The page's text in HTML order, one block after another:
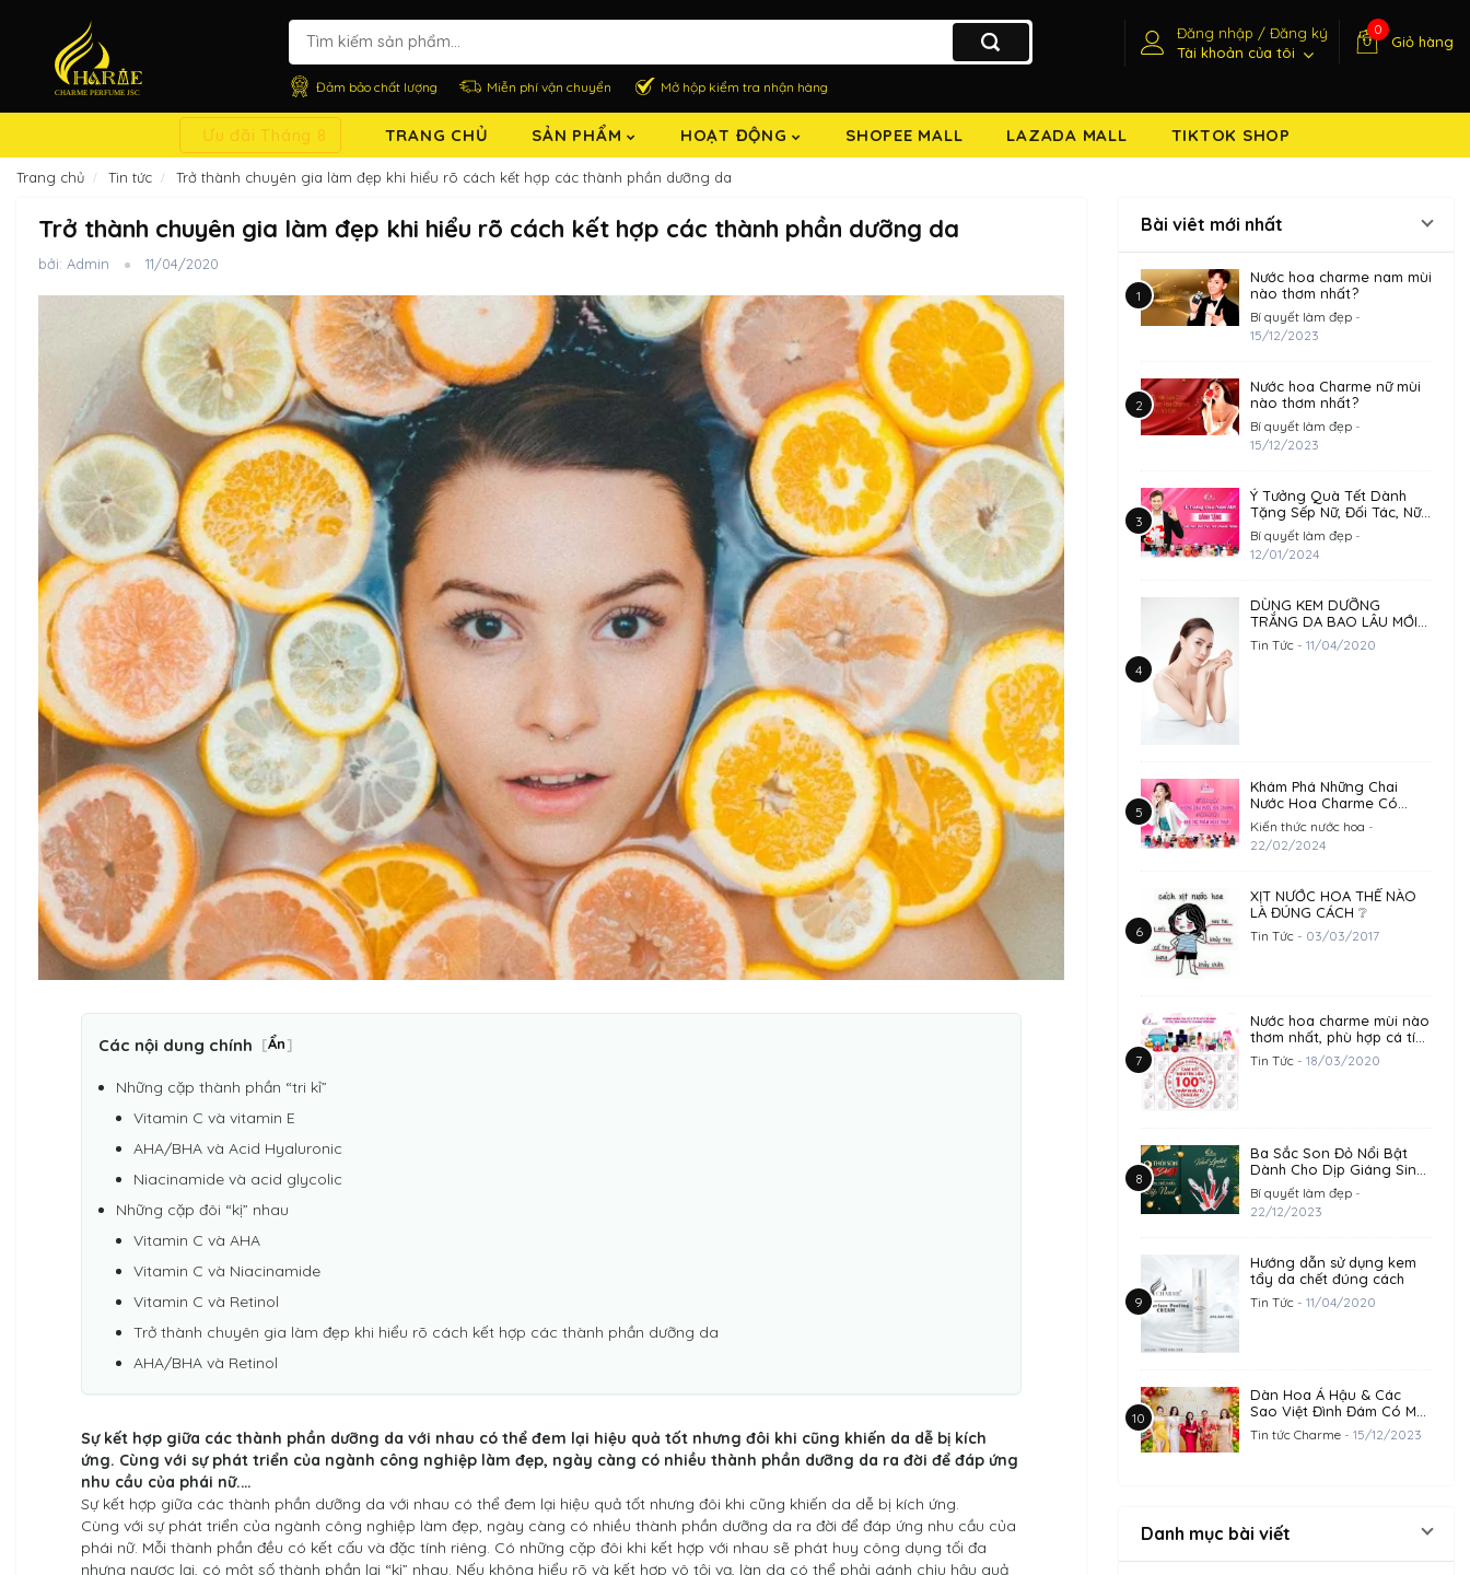
Đảm bảo chất lượng Miễn phí vận chuyển Mở hộp kiểm tra nhận hàng
Đăng nhập / Đăng ký
Tài khoản của tôi
0
Giỏ hàng
Ưu đãi Tháng 8 TRANG CHỦ SẢN PHẨM HOẠT ĐỘNG SHOPEE MALL LAZADA MALL TIKTOK SHOP
Trang chủ Tin tức Trở thành chuyên gia làm đẹp khi hiểu rõ cách kết hợp các thành phần dưỡng da
Trở thành chuyên gia làm đẹp khi hiểu rõ cách kết hợp các thành phần dưỡng da
bởi: Admin 11/04/2020
Các nội dung chính [Ẩn]
Những cặp thành phần “tri kỉ”
Vitamin C và vitamin E
AHA/BHA và Acid Hyaluronic
Niacinamide và acid glycolic
Những cặp đôi “kị” nhau
Vitamin C và AHA
Vitamin C và Niacinamide
Vitamin C và Retinol
Trở thành chuyên gia làm đẹp khi hiểu rõ cách kết hợp các thành phần dưỡng da
AHA/BHA và Retinol
Sự kết hợp giữa các thành phần dưỡng da với nhau có thể đem lại hiệu quả tốt nhưng đôi khi cũng khiến da dễ bị kích
ứng. Cùng với sự phát triển của ngành công nghiệp làm đẹp, ngày càng có nhiều thành phần dưỡng da ra đời để đáp ứng
nhu cầu của phái nữ.…
Sự kết hợp giữa các thành phần dưỡng da với nhau có thể đem lại hiệu quả tốt nhưng đôi khi cũng khiến da dễ bị kích ứng.
Cùng với sự phát triển của ngành công nghiệp làm đẹp, ngày càng có nhiều thành phần dưỡng da ra đời để đáp ứng nhu cầu của
phái nữ. Mỗi thành phần đều có kết cấu và đặc tính riêng. Có những cặp đôi khi kết hợp với nhau sẽ phát huy công dụng tối đa
nhưng ngược lại, có một số thành phần lại “kị” nhau. Nếu không hiểu rõ và kết hợp vô tội vạ, làn da có thể phải gánh chịu hậu quả
Bài viêt mới nhất
Nước hoa charme nam mùi
nào thơm nhất?
Bí quyết làm đẹp -
15/12/2023
Nước hoa Charme nữ mùi
nào thơm nhất?
Bí quyết làm đẹp -
15/12/2023
Ý Tưởng Quà Tết Dành
Tặng Sếp Nữ, Đối Tác, Nữ
Doanh Nhân
Bí quyết làm đẹp -
12/01/2024
DÙNG KEM DƯỠNG
TRẮNG DA BAO LÂU MỚI
HIỆU QUẢ?
Tin Tức - 11/04/2020
Khám Phá Những Chai
Nước Hoa Charme Có
Thiết Kế Đẹp Như 1 Tác
Phẩm Nghệ Thuật
Kiến thức nước hoa -
22/02/2024
XỊT NƯỚC HOA THẾ NÀO
LÀ ĐÚNG CÁCH ❔
Tin Tức - 03/03/2017
Nước hoa charme mùi nào
thơm nhất, phù hợp cá tính
của bạn?
Tin Tức - 18/03/2020
Ba Sắc Son Đỏ Nổi Bật
Dành Cho Dịp Giáng Sinh
2023
Bí quyết làm đẹp -
22/12/2023
Hướng dẫn sử dụng kem
tẩy da chết đúng cách
Tin Tức - 11/04/2020
Dàn Hoa Á Hậu & Các
Sao Việt Đình Đám Có Mặt
Chúc Mừng Khai Trương
Trụ Sở Công Ty
Tin tức Charme - 15/12/2023
Danh mục bài viết